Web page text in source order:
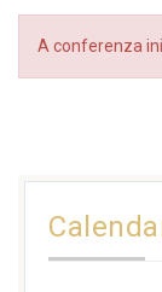
A conferenza